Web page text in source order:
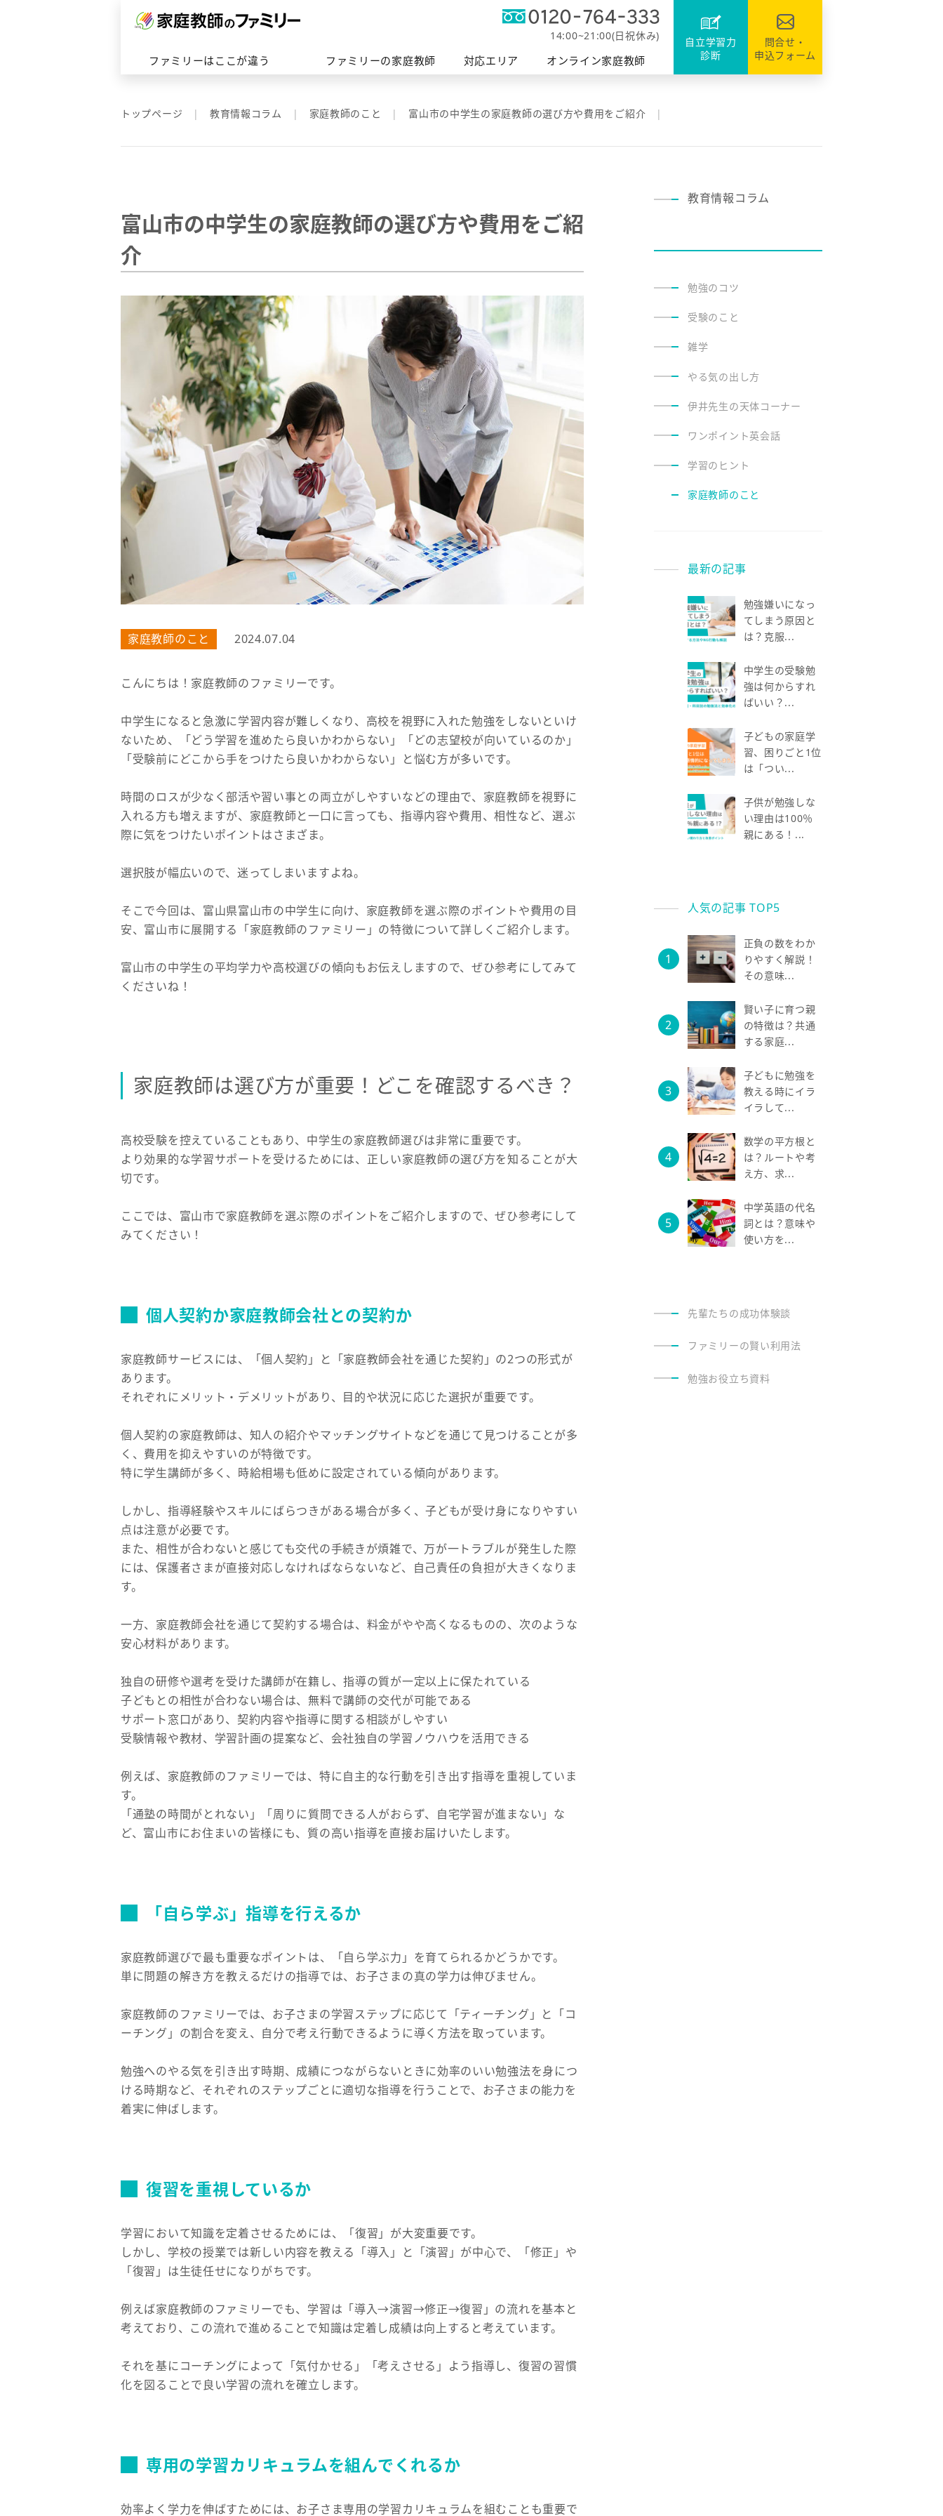
14:00~21:00(日祝休み)
ファミリーはここが違う ファミリーの家庭教師 対応エリア オンライン家庭教師
自立学習力
診断
問合せ・
申込フォーム
ファミリーの授業 ファミリーのシステム
軽度発達
障がい支援
資格・検定対策
対応エリアトップへ
富士エリア
トップページ 教育情報コラム 家庭教師のこと 富山市の中学生の家庭教師の選び方や費用をご紹介
富山市の中学生の家庭教師の選び方や費用をご紹
介
家庭教師のこと 2024.07.04
こんにちは！家庭教師のファミリーです。
中学生になると急激に学習内容が難しくなり、高校を視野に入れた勉強をしないといけ
ないため、「どう学習を進めたら良いかわからない」「どの志望校が向いているのか」
「受験前にどこから手をつけたら良いかわからない」と悩む方が多いです。
時間のロスが少なく部活や習い事との両立がしやすいなどの理由で、家庭教師を視野に
入れる方も増えますが、家庭教師と一口に言っても、指導内容や費用、相性など、選ぶ
際に気をつけたいポイントはさまざま。
選択肢が幅広いので、迷ってしまいますよね。
そこで今回は、富山県富山市の中学生に向け、家庭教師を選ぶ際のポイントや費用の目
安、富山市に展開する「家庭教師のファミリー」の特徴について詳しくご紹介します。
富山市の中学生の平均学力や高校選びの傾向もお伝えしますので、ぜひ参考にしてみて
くださいね！
家庭教師は選び方が重要！どこを確認するべき？
高校受験を控えていることもあり、中学生の家庭教師選びは非常に重要です。
より効果的な学習サポートを受けるためには、正しい家庭教師の選び方を知ることが大
切です。
ここでは、富山市で家庭教師を選ぶ際のポイントをご紹介しますので、ぜひ参考にして
みてください！
個人契約か家庭教師会社との契約か
家庭教師サービスには、「個人契約」と「家庭教師会社を通じた契約」の2つの形式が
あります。
それぞれにメリット・デメリットがあり、目的や状況に応じた選択が重要です。
個人契約の家庭教師は、知人の紹介やマッチングサイトなどを通じて見つけることが多
く、費用を抑えやすいのが特徴です。
特に学生講師が多く、時給相場も低めに設定されている傾向があります。
しかし、指導経験やスキルにばらつきがある場合が多く、子どもが受け身になりやすい
点は注意が必要です。
また、相性が合わないと感じても交代の手続きが煩雑で、万が一トラブルが発生した際
には、保護者さまが直接対応しなければならないなど、自己責任の負担が大きくなりま
す。
一方、家庭教師会社を通じて契約する場合は、料金がやや高くなるものの、次のような
安心材料があります。
独自の研修や選考を受けた講師が在籍し、指導の質が一定以上に保たれている
子どもとの相性が合わない場合は、無料で講師の交代が可能である
サポート窓口があり、契約内容や指導に関する相談がしやすい
受験情報や教材、学習計画の提案など、会社独自の学習ノウハウを活用できる
例えば、家庭教師のファミリーでは、特に自主的な行動を引き出す指導を重視していま
す。
「通塾の時間がとれない」「周りに質問できる人がおらず、自宅学習が進まない」な
ど、富山市にお住まいの皆様にも、質の高い指導を直接お届けいたします。
「自ら学ぶ」指導を行えるか
家庭教師選びで最も重要なポイントは、「自ら学ぶ力」を育てられるかどうかです。
単に問題の解き方を教えるだけの指導では、お子さまの真の学力は伸びません。
家庭教師のファミリーでは、お子さまの学習ステップに応じて「ティーチング」と「コ
ーチング」の割合を変え、自分で考え行動できるように導く方法を取っています。
勉強へのやる気を引き出す時期、成績につながらないときに効率のいい勉強法を身につ
ける時期など、それぞれのステップごとに適切な指導を行うことで、お子さまの能力を
着実に伸ばします。
復習を重視しているか
学習において知識を定着させるためには、「復習」が大変重要です。
しかし、学校の授業では新しい内容を教える「導入」と「演習」が中心で、「修正」や
「復習」は生徒任せになりがちです。
例えば家庭教師のファミリーでも、学習は「導入→演習→修正→復習」の流れを基本と
考えており、この流れで進めることで知識は定着し成績は向上すると考えています。
それを基にコーチングによって「気付かせる」「考えさせる」よう指導し、復習の習慣
化を図ることで良い学習の流れを確立します。
専用の学習カリキュラムを組んでくれるか
効率よく学力を伸ばすためには、お子さま専用の学習カリキュラムを組むことも重要で
教育情報コラム
勉強のコツ
受験のこと
雑学
やる気の出し方
伊井先生の天体コーナー
ワンポイント英会話
学習のヒント
家庭教師のこと
最新の記事
勉強嫌いになっ
てしまう原因と
は？克服...
中学生の受験勉
強は何からすれ
ばいい？...
子どもの家庭学
習、困りごと1位
は「つい...
子供が勉強しな
い理由は100％
親にある！...
人気の記事 TOP5
正負の数をわか
りやすく解説！
その意味...
賢い子に育つ親
の特徴は？共通
する家庭...
子どもに勉強を
教える時にイラ
イラして...
数学の平方根と
は？ルートや考
え方、求...
中学英語の代名
詞とは？意味や
使い方を...
先輩たちの成功体験談
ファミリーの賢い利用法
勉強お役立ち資料